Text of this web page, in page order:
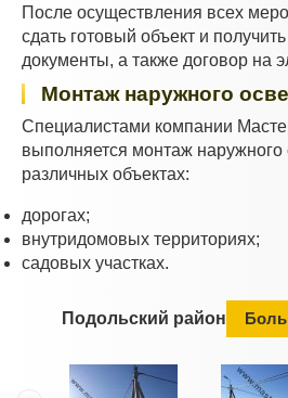
После осуществления всех
сдать готовый объект и
документы, а также договор на
Монтаж наружного
Специалистами компании
выполняется монтаж
различных объектах:
дорогах;
внутридомовых территориях;
садовых участках.
Подольский район